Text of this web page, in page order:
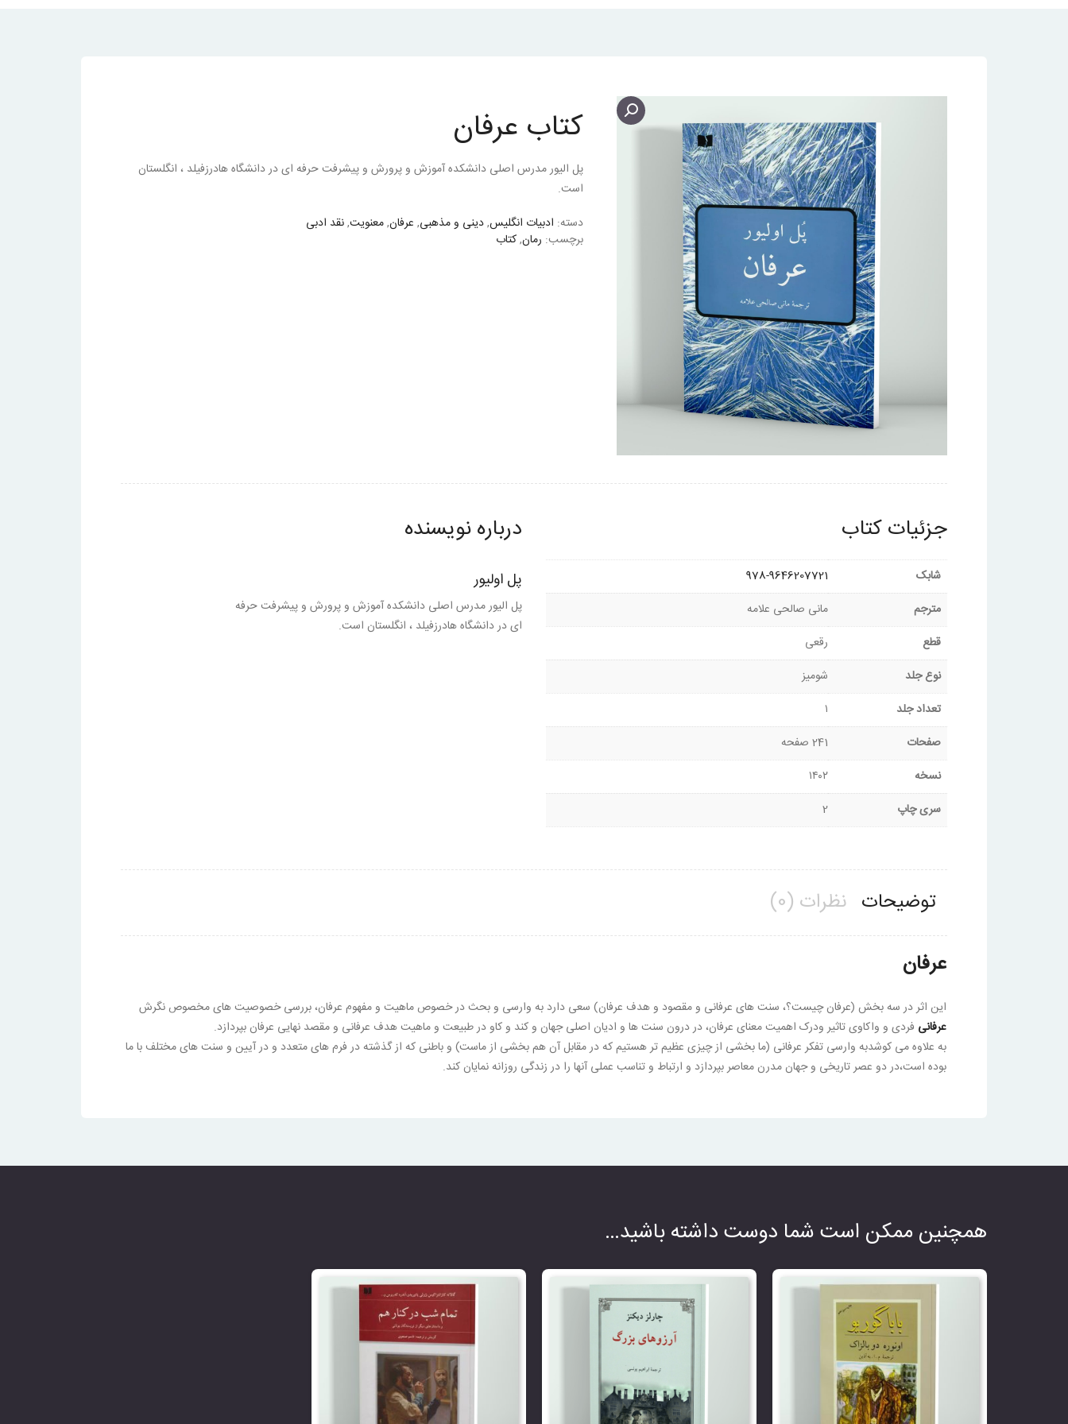
کتاب عرفان
پل الیور مدرس اصلی دانشکده آموزش و پرورش و پیشرفت حرفه ای در دانشگاه هادرزفیلد ، انگلستان
است.
دسته: ادبیات انگلیس,دینی و مذهبی, عرفان,معنویت,نقد ادبی
برچسب: رمان,کتاب
جزئیات کتاب
شابک
978-9646207721
مترجم
مانی صالحی علامه
قطع
رقعی
نوع جلد
شومیز
تعداد جلد
۱
صفحات
241 صفحه
نسخه
۱۴۰۲
سری چاپ
2
درباره نویسنده
پل اولیور
پل الیور مدرس اصلی دانشکده آموزش و پرورش و پیشرفت حرفه
ای در دانشگاه هادرزفیلد ، انگلستان است.
توضیحات نظرات (0)
عرفان
این اثر در سه بخش (عرفان چیست؟، سنت های عرفانی و مقصود و هدف عرفان) سعی دارد به وارسی و بحث در خصوص ماهیت و مفهوم عرفان، بررسی خصوصیت های مخصوص نگرش
عرفانی فردی و واکاوی تاثیر ودرک اهمیت معنای عرفان، در درون سنت ها و ادیان اصلی جهان و کند و کاو در طبیعت و ماهیت هدف عرفانی و مقصد نهایی عرفان بپردازد.
به علاوه می کوشدبه وارسی تفکر عرفانی (ما بخشی از چیزی عظیم تر هستیم که در مقابل آن هم بخشی از ماست) و باطنی که از گذشته در فرم های متعدد و در آیین و سنت های مختلف با ما
بوده است،در دو عصر تاریخی و جهان مدرن معاصر بپردازد و ارتباط و تناسب عملی آنها را در زندگی روزانه نمایان کند.
همچنین ممکن است شما دوست داشته باشید…